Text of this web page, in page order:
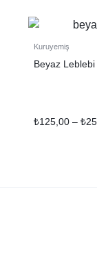
Kuruyemiş
Beyaz Leblebi
₺125,00 – ₺